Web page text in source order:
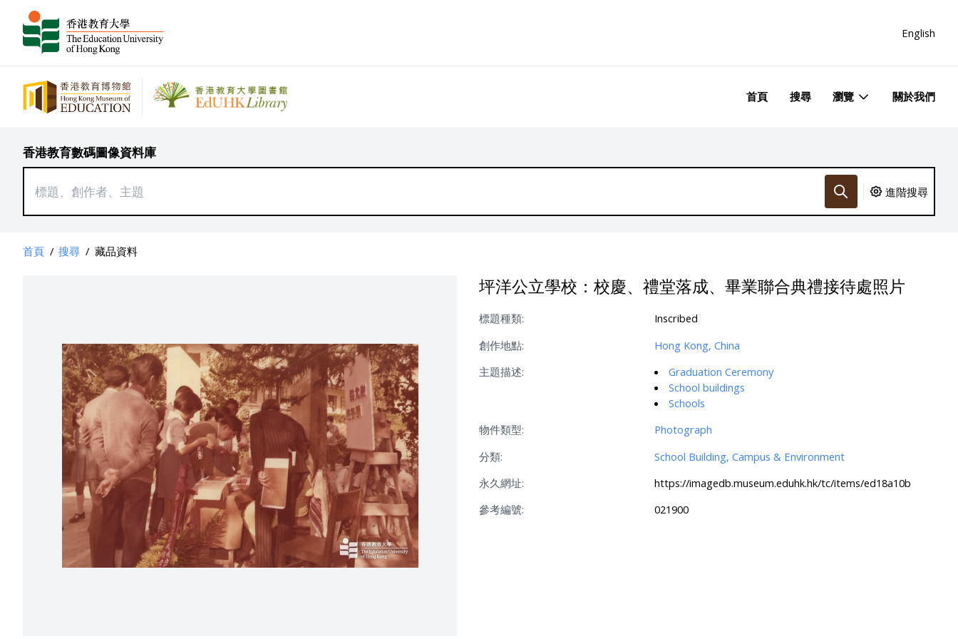
English
首頁 搜尋 瀏覽 關於我們
香港教育數碼圖像資料庫
進階搜尋
首頁 / 搜尋 / 藏品資料
坪洋公立學校：校慶、禮堂落成、畢業聯合典禮接待處照片
標題種類:
Inscribed
創作地點:
Hong Kong, China
主題描述:
Graduation Ceremony
School buildings
Schools
物件類型:
Photograph
分類:
School Building, Campus & Environment
永久網址:
https://imagedb.museum.eduhk.hk/tc/items/ed18a10b
參考編號:
021900